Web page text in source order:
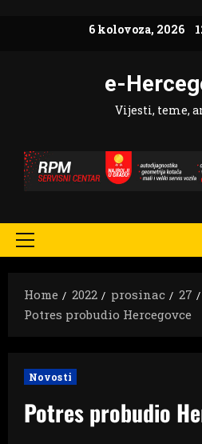
6 kolovoza, 2026
e-
Vijesti, teme,
Primary
Home
2022 prosinac
27
Potres probudio Hercegovce
Novosti
Potres probudio